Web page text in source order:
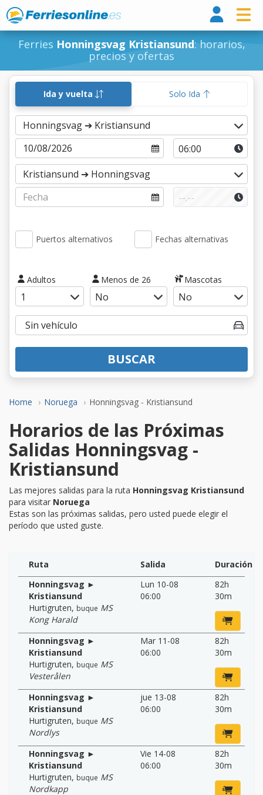
Ferries Honningsvag Kristiansund: horarios,
precios y ofertas
Home Noruega Honningsvag - Kristiansund
Ida y vuelta Solo Ida
Puertos alternativos Fechas alternativas
Adultos Menos de 26 Mascotas
BUSCAR
Horarios de las Próximas
Salidas Honningsvag -
Kristiansund
Las mejores salidas para la ruta Honningsvag Kristiansund
para visitar Noruega
Estas son las próximas salidas, pero usted puede elegir el
período que usted guste.
Ruta Salida
Duración
Honningsvag ►
Kristiansund
Hurtigruten, buque MS
Kong Harald
Lun 10-08
06:00
82h
30m
Honningsvag ►
Kristiansund
Hurtigruten, buque MS
Vesterålen
Mar 11-08
06:00
82h
30m
Honningsvag ►
Kristiansund
Hurtigruten, buque MS
Nordlys
jue 13-08
06:00
82h
30m
Honningsvag ►
Kristiansund
Hurtigruten, buque MS
Nordkapp
Vie 14-08
06:00
82h
30m